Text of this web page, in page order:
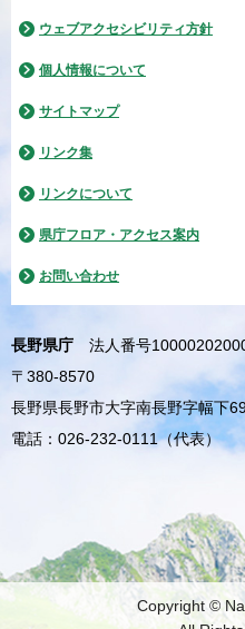
ウェブアクセシビリティ方針
個人情報について
サイトマップ
リンク集
リンクについて
県庁フロア・アクセス案内
お問い合わせ
長野県庁
法人番号
〒380-8570
長野県長野市大字南長野字幅下
電話：026-232-0111（代表）
Copyright ©